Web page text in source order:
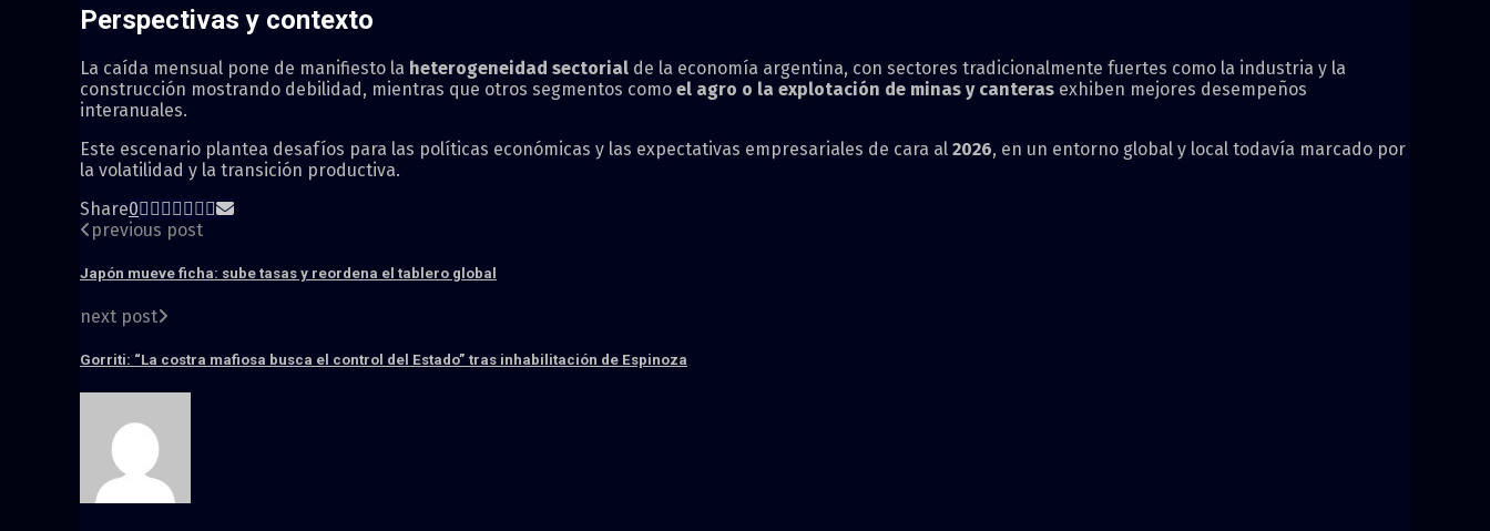
Perspectivas y contexto
La caída mensual pone de manifiesto la heterogeneidad sectorial de la economía argentina, con sectores tradicionalmente fuertes como la industria y la
construcción mostrando debilidad, mientras que otros segmentos como el agro o la explotación de minas y canteras exhiben mejores desempeños
interanuales.
Este escenario plantea desafíos para las políticas económicas y las expectativas empresariales de cara al 2026, en un entorno global y local todavía marcado por
la volatilidad y la transición productiva.
Share0
previous post
Japón mueve ficha: sube tasas y reordena el tablero global
next post
Gorriti: “La costra mafiosa busca el control del Estado” tras inhabilitación de Espinoza